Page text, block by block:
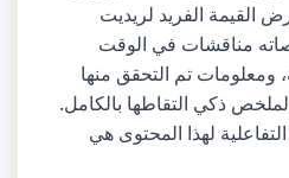
القيمة الفريد لريديت
مناقشات في الوقت
ومعلومات تم التحقق منها
ذكي التقاطها بالكامل.
لهذا المحتوى هي